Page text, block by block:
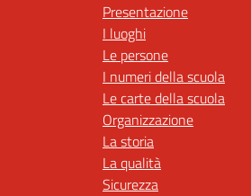
Presentazione
I luoghi
Le persone
I numeri della scuola
Le carte della scuola
Organizzazione
La storia
La qualità
Sicurezza